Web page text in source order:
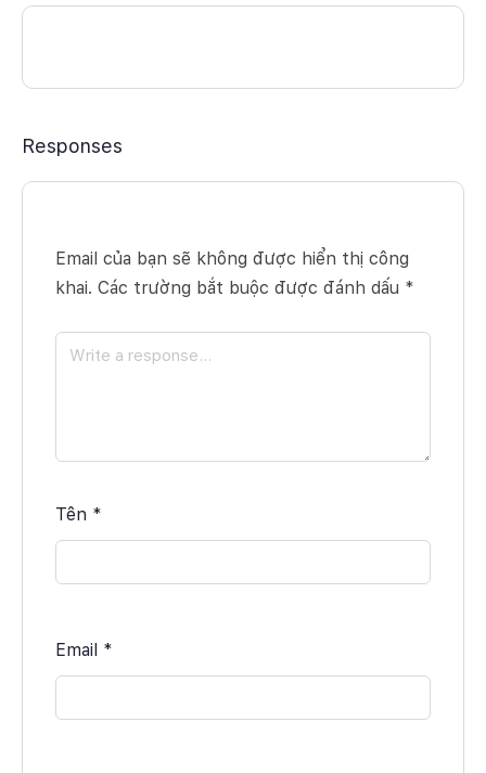
Responses
Email của bạn sẽ không được hiển thị công
khai. Các trường bắt buộc được đánh dấu *
Tên *
Email *